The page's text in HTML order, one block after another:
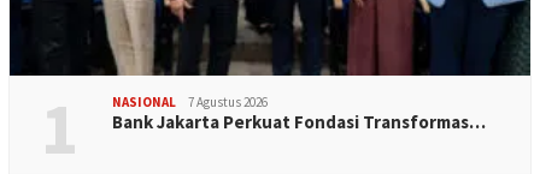
1 NASIONAL 7 Agustus 2026
Bank Jakarta Perkuat Fondasi Transformas…